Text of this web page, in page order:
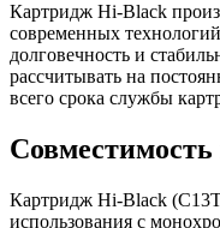
Картридж Hi-Black
современных
долговечность и
рассчитывать на
всего срока службы
Совместимость
Картридж Hi-Black
использования с